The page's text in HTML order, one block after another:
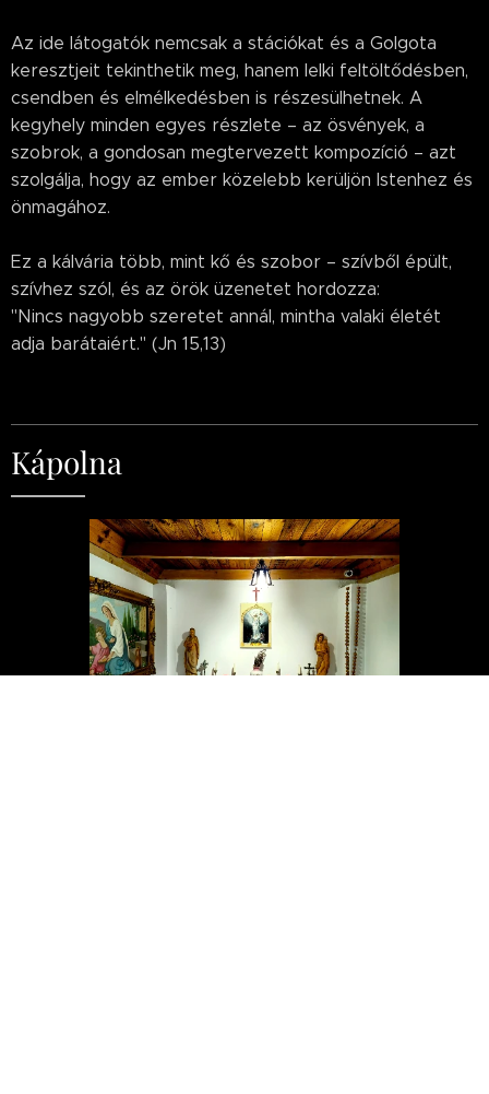
Az ide látogatók nemcsak a stációkat és a Golgota
keresztjeit tekinthetik meg, hanem lelki feltöltődésben,
csendben és elmélkedésben is részesülhetnek. A
kegyhely minden egyes részlete – az ösvények, a
szobrok, a gondosan megtervezett kompozíció – azt
szolgálja, hogy az ember közelebb kerüljön Istenhez és
önmagához.
Ez a kálvária több, mint kő és szobor – szívből épült,
szívhez szól, és az örök üzenetet hordozza:
"Nincs nagyobb szeretet annál, mintha valaki életét
adja barátaiért." (Jn 15,13)
Kápolna